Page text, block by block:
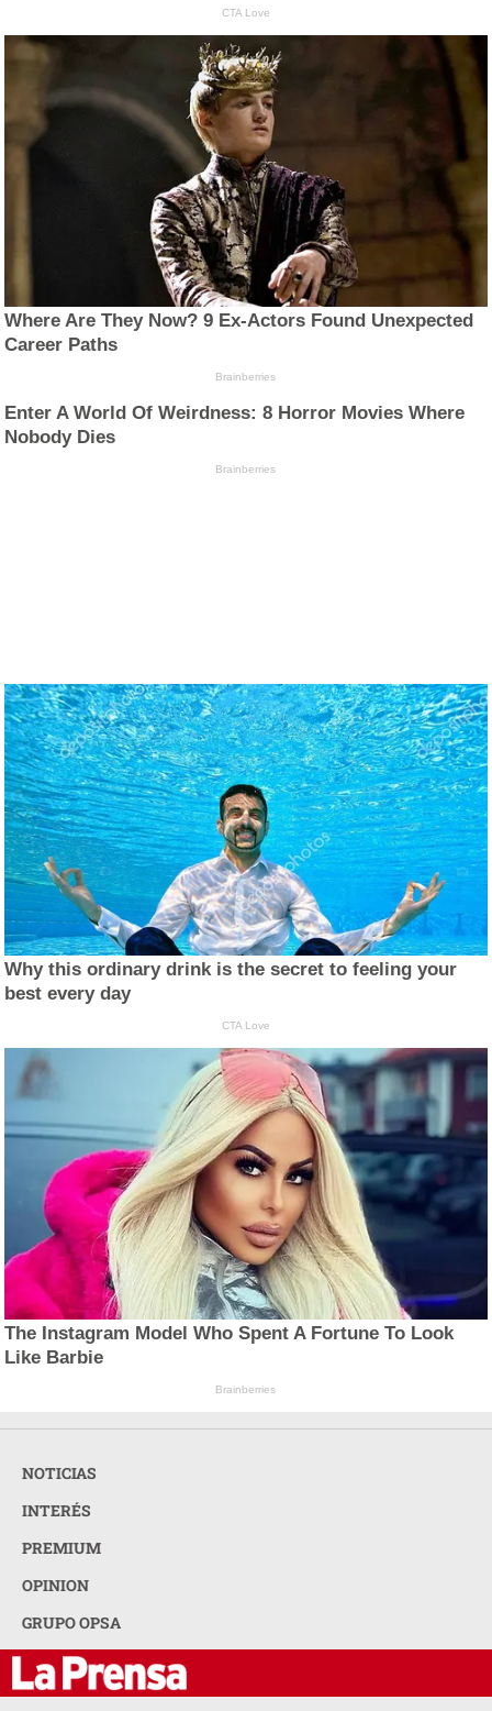
CTA Love
Where Are They Now? 9 Ex-Actors Found Unexpected
Career Paths
Brainberries
Enter A World Of Weirdness: 8 Horror Movies Where
Nobody Dies
Brainberries
Why this ordinary drink is the secret to feeling your
best every day
CTA Love
The Instagram Model Who Spent A Fortune To Look
Like Barbie
Brainberries
NOTICIAS
INTERÉS
PREMIUM
OPINION
GRUPO OPSA